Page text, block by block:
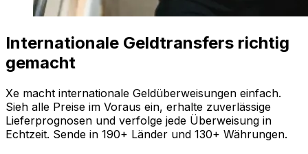
Internationale Geldtransfers richtig
gemacht
Xe macht internationale Geldüberweisungen einfach.
Sieh alle Preise im Voraus ein, erhalte zuverlässige
Lieferprognosen und verfolge jede Überweisung in
Echtzeit. Sende in 190+ Länder und 130+ Währungen.